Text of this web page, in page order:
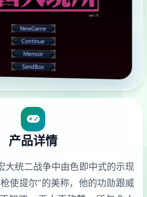
产品详情
大统二战争中由色即中式的示现
使提尔”的美称，他的功勋跟威